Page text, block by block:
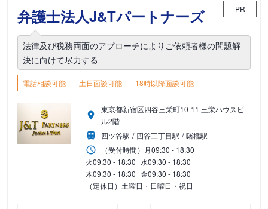
弁護士法人J&Tパートナーズ PR
法律及び税務両面のアプローチによりご依頼者様の問題解
決に向けて尽力する
電話相談可能 土日面談可能 18時以降面談可能
東京都新宿区四谷三栄町10-11 三栄ハウスビ
ル2階
四ツ谷駅
四谷三丁目駅
曙橋駅
（受付時間） 月09:30 - 18:30
火09:30 - 18:30 水09:30 - 18:30
木09:30 - 18:30 金09:30 - 18:30
（定休日）土曜日・日曜日・祝日